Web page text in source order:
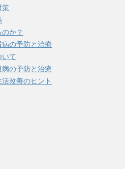
策
か？
病の予防と治療
て
病の予防と治療
改善のヒント